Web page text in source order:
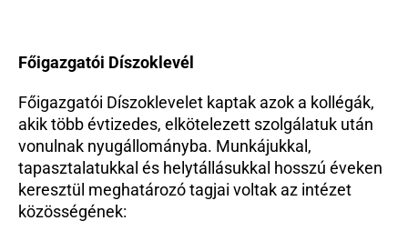
Főigazgatói Díszoklevél
Főigazgatói Díszoklevelet kaptak azok a kollégák,
akik több évtizedes, elkötelezett szolgálatuk után
vonulnak nyugállományba. Munkájukkal,
tapasztalatukkal és helytállásukkal hosszú éveken
keresztül meghatározó tagjai voltak az intézet
közösségének: